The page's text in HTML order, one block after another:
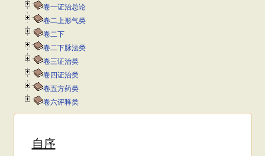
卷一证治总论
卷二上形气类
卷二下
卷二下脉法类
卷三证治类
卷四证治类
卷五方药类
卷六评释类